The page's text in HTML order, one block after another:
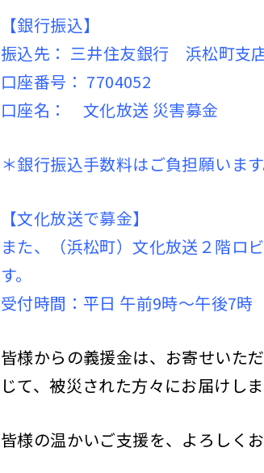
【銀行振込】
振込先： 三井住友銀行 浜松町支
口座番号： 7704052
口座名： 文化放送 災害募金
＊銀行振込手数料はご負担願いま
【文化放送で募金】
また、（浜松町）文化放送２階ロ
す。
受付時間：平日 午前9時～午後7時
皆様からの義援金は、お寄せいた
じて、被災された方々にお届けしま
皆様の温かいご支援を、よろしくお